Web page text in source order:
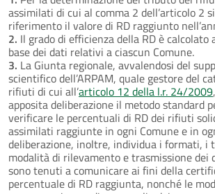
assimilati di cui al comma 2 dell’articolo 2
riferimento il valore di RD raggiunto
2. Il grado di efficienza della RD è
base dei dati relativi a ciascun Comune.
3. La Giunta regionale, avvalendosi del
scientifico dell’ARPAM, quale gestore del
rifiuti di cui all’articolo 12 della l.r. 24/2009
apposita deliberazione il metodo standard
verificare le percentuali di RD dei rifiuti
assimilati raggiunte in ogni Comune e in
deliberazione, inoltre, individua i formati, i
modalità di rilevamento e trasmissione dei
sono tenuti a comunicare ai fini della
percentuale di RD raggiunta, nonché le